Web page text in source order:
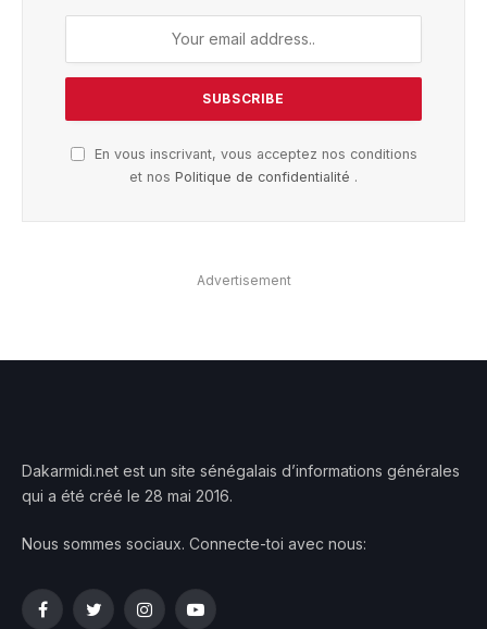
En vous inscrivant, vous acceptez nos conditions
et nos Politique de confidentialité .
Advertisement
Dakarmidi.net est un site sénégalais d’informations générales
qui a été créé le 28 mai 2016.
Nous sommes sociaux. Connecte-toi avec nous:
FacebookTwitterInstagramYouTube